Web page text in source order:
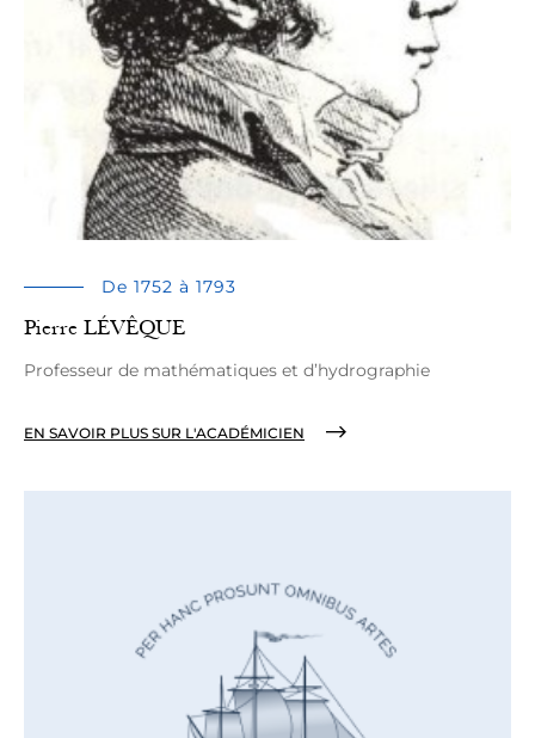
De 1752 à 1793
Pierre LÉVÊQUE
Professeur de mathématiques et d’hydrographie
EN SAVOIR PLUS SUR L'ACADÉMICIEN